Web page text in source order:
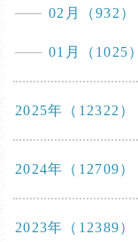
02月（932）
01月（1025）
2025年（12322）
2024年（12709）
2023年（12389）